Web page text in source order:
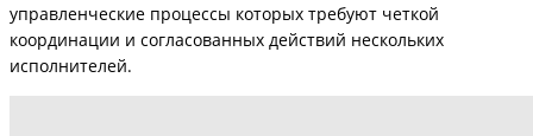
управленческие процессы которых требуют четкой
координации и согласованных действий нескольких
исполнителей.